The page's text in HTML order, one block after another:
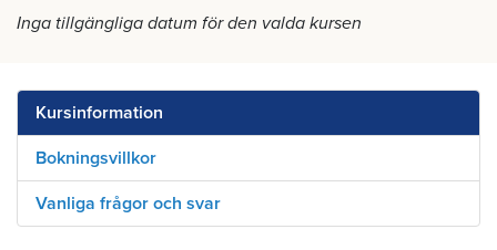
Inga tillgängliga datum för den valda kursen
Kursinformation
Bokningsvillkor
Vanliga frågor och svar